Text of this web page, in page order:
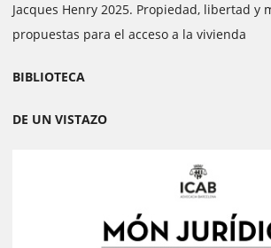
Jacques Henry 2025. Propiedad, libertad y
propuestas para el acceso a la vivienda
BIBLIOTECA
DE UN VISTAZO